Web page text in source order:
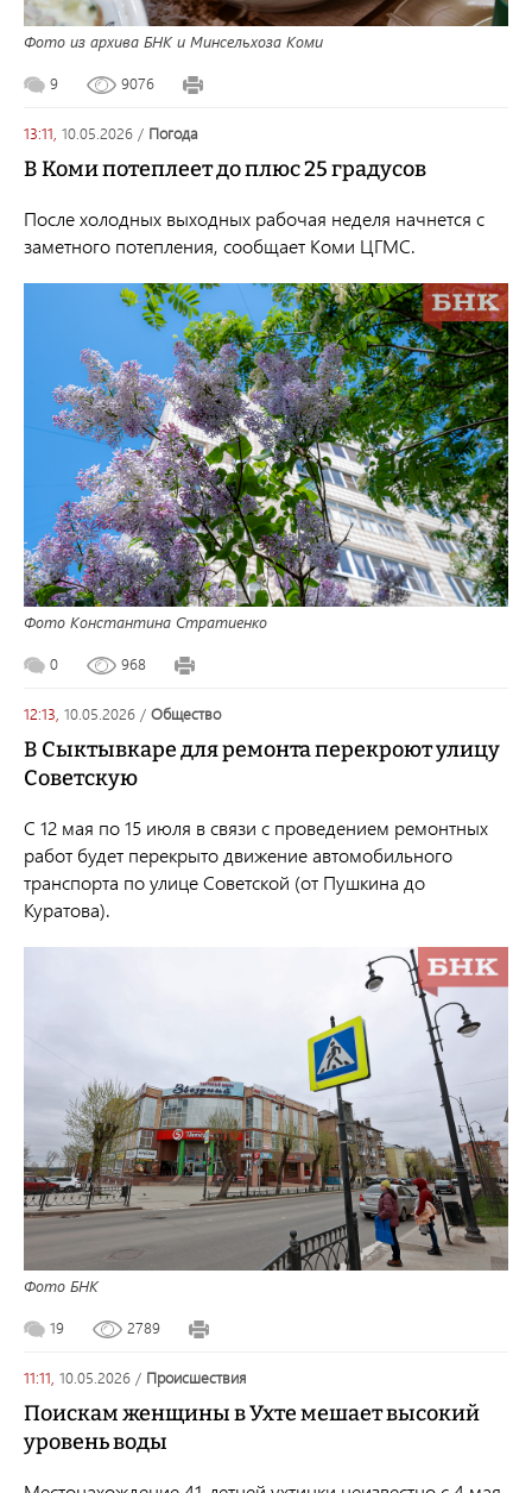
Фото из архива БНК и Минсельхоза Коми
9 9076
13:11, 10.05.2026 / погода
В Коми потеплеет до плюс 25 градусов
После холодных выходных рабочая неделя начнется с
заметного потепления, сообщает Коми ЦГМС.
Фото Константина Стратиенко
0 968
12:13, 10.05.2026 / общество
В Сыктывкаре для ремонта перекроют улицу
Советскую
С 12 мая по 15 июля в связи с проведением ремонтных
работ будет перекрыто движение автомобильного
транспорта по улице Советской (от Пушкина до
Куратова).
Фото БНК
19 2789
11:11, 10.05.2026 / происшествия
Поискам женщины в Ухте мешает высокий
уровень воды